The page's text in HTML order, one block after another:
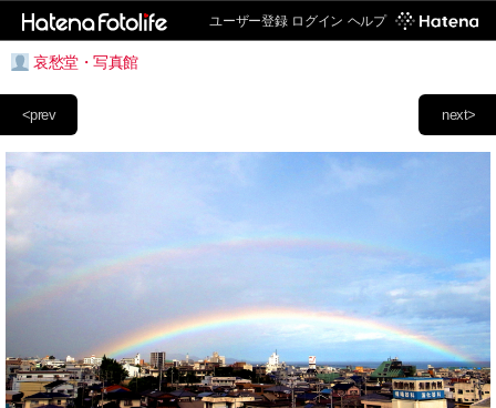
ユーザー登録 ログイン ヘルプ
哀愁堂・写真館
next>
<prev